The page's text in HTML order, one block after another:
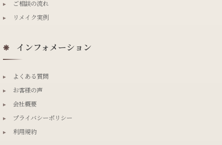
▸
ご相談の流れ
▸
リメイク実例
❋ インフォメーション
▸
よくある質問
▸
お客様の声
▸
会社概要
▸
プライバシーポリシー
▸
利用規約